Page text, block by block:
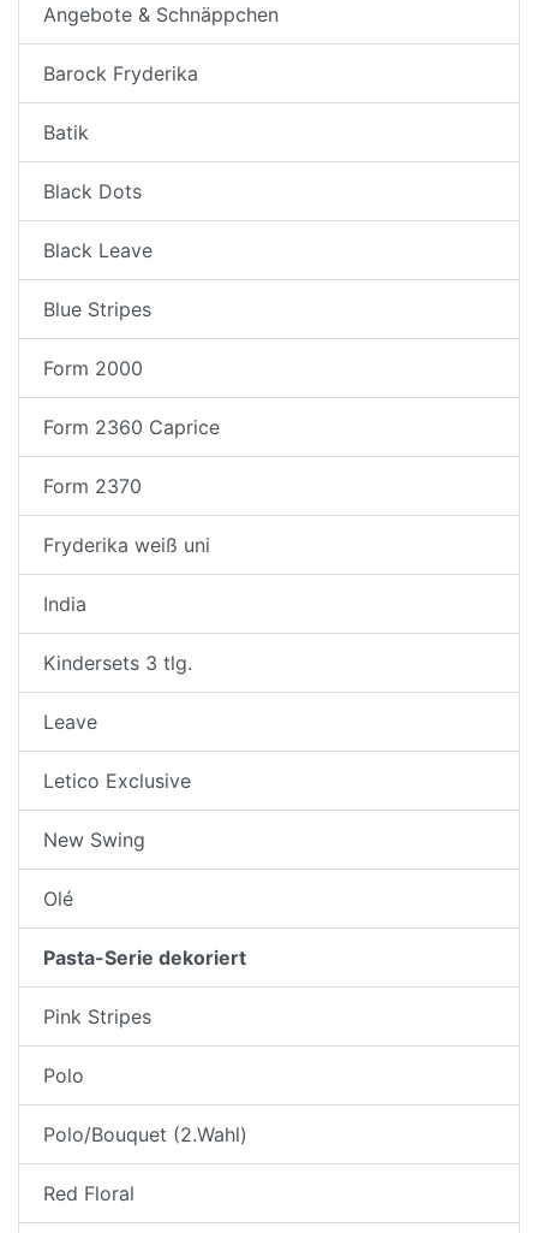
Angebote & Schnäppchen
Barock Fryderika
Batik
Black Dots
Black Leave
Blue Stripes
Form 2000
Form 2360 Caprice
Form 2370
Fryderika weiß uni
India
Kindersets 3 tlg.
Leave
Letico Exclusive
New Swing
Olé
Pasta-Serie dekoriert
Pink Stripes
Polo
Polo/Bouquet (2.Wahl)
Red Floral